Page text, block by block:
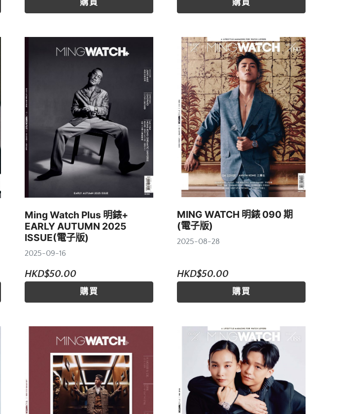
購買 購買
Ming Watch Plus 明錶+
EARLY AUTUMN 2025
ISSUE(電子版)
2025-09-16
HKD$50.00
購買
MING WATCH 明錶 090 期
(電子版)
2025-08-28
HKD$50.00
購買